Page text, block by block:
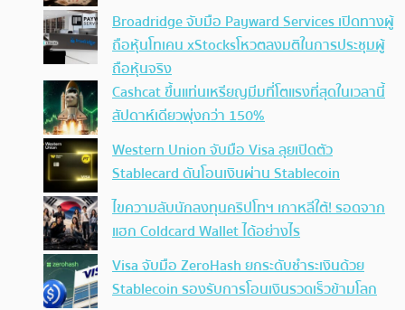
Broadridge จับมือ Payward Services เปิดทางผู้
ถือหุ้นโทเคน xStocksโหวตลงมติในการประชุมผู้
ถือหุ้นจริง
Cashcat ขึ้นแท่นเหรียญมีมที่โตแรงที่สุดในเวลานี้
สัปดาห์เดียวพุ่งกว่า 150%
Western Union จับมือ Visa ลุยเปิดตัว
Stablecard ดันโอนเงินผ่าน Stablecoin
ไขความลับนักลงทุนคริปโทฯ เกาหลีใต้! รอดจาก
แฮก Coldcard Wallet ได้อย่างไร
Visa จับมือ ZeroHash ยกระดับชำระเงินด้วย
Stablecoin รองรับการโอนเงินรวดเร็วข้ามโลก